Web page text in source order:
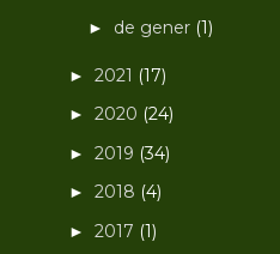
► de gener (1)
► 2021 (17)
► 2020 (24)
► 2019 (34)
► 2018 (4)
► 2017 (1)